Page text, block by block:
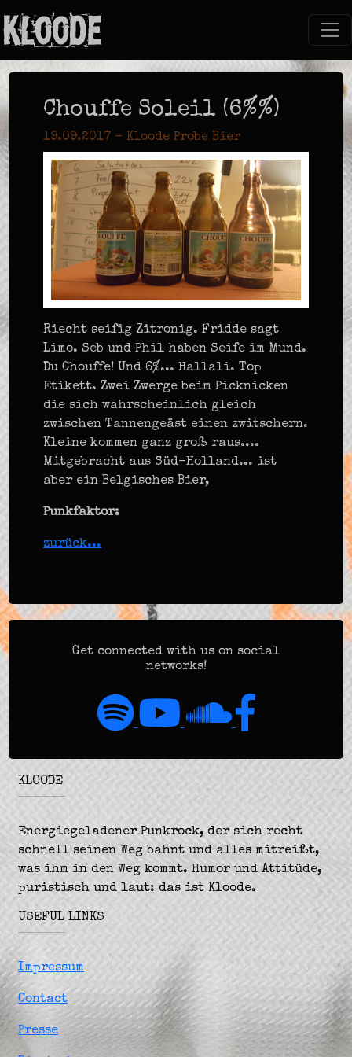
Chouffe Soleil (6%%)
19.09.2017 - Kloode Probe Bier
Riecht seifig Zitronig. Fridde sagt
Limo. Seb und Phil haben Seife im Mund.
Du Chouffe! Und 6%... Hallali. Top
Etikett. Zwei Zwerge beim Picknicken
die sich wahrscheinlich gleich
zwischen Tannengeäst einen zwitschern.
Kleine kommen ganz groß raus....
Mitgebracht aus Süd-Holland... ist
aber ein Belgisches Bier,
Punkfaktor:
zurück...
Get connected with us on social
networks!
KLOODE
Energiegeladener Punkrock, der sich recht
schnell seinen Weg bahnt und alles mitreißt,
was ihm in den Weg kommt. Humor und Attitüde,
puristisch und laut: das ist Kloode.
USEFUL LINKS
Impressum
Contact
Presse